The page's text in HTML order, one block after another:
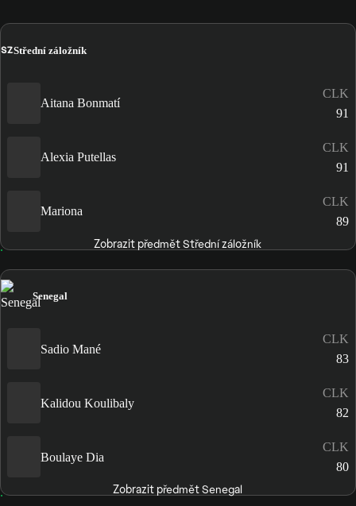
SZStřední záložník
Aitana Bonmatí
CLK
91
Alexia Putellas
CLK
91
Mariona
CLK
89
Zobrazit předmět Střední záložník
Senegal
Sadio Mané
CLK
83
Kalidou Koulibaly
CLK
82
Boulaye Dia
CLK
80
Zobrazit předmět Senegal